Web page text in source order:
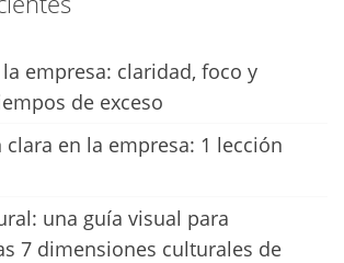
la empresa: claridad, foco y
de exceso
en la empresa: 1 lección
una guía visual para
7 dimensiones culturales de